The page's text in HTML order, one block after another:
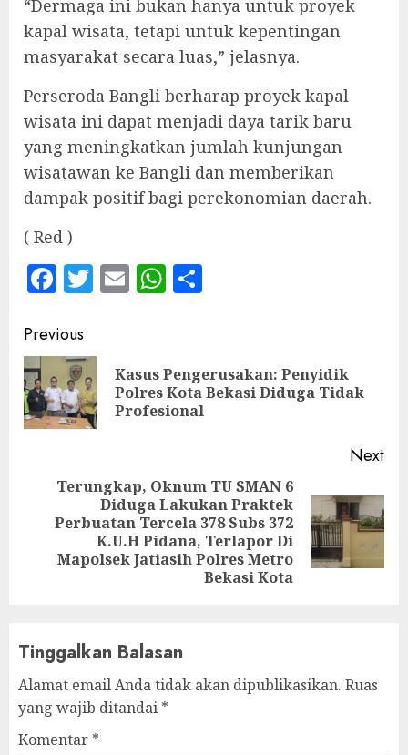
“Dermaga ini bukan hanya untuk proyek
kapal wisata, tetapi untuk kepentingan
masyarakat secara luas,” jelasnya.
Perseroda Bangli berharap proyek kapal
wisata ini dapat menjadi daya tarik baru
yang meningkatkan jumlah kunjungan
wisatawan ke Bangli dan memberikan
dampak positif bagi perekonomian daerah.
( Red )
Facebook
Twitter
EmailWhatsApp
Continue
Reading
Previous
‎Kasus Pengerusakan: Penyidik
Polres Kota Bekasi Diduga Tidak
Profesional‎
Next
Next
post:
Terungkap, Oknum TU SMAN 6
Diduga Lakukan Praktek
Perbuatan Tercela 378 Subs 372
K.U.H Pidana, Terlapor Di
Mapolsek Jatiasih Polres Metro
Bekasi Kota
Tinggalkan Balasan
Alamat email Anda tidak akan dipublikasikan. Ruas
yang wajib ditandai *
Komentar *